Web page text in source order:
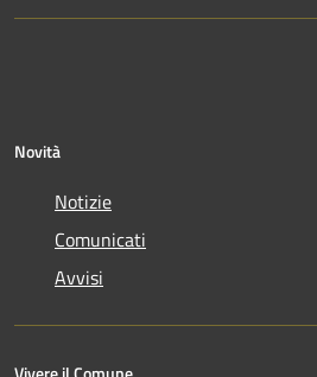
Novità
Notizie
Comunicati
Avvisi